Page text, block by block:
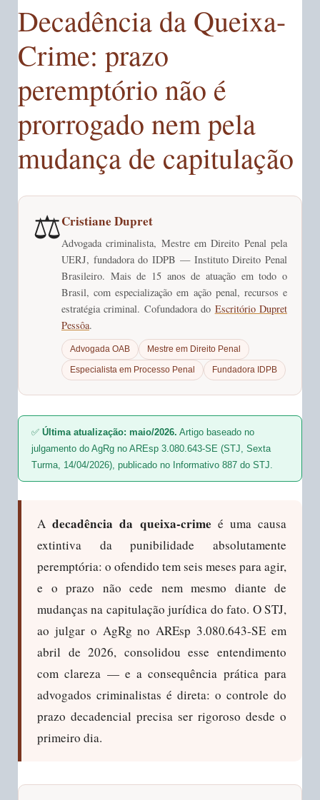
Decadência da Queixa-
Crime: prazo
peremptório não é
prorrogado nem pela
mudança de capitulação
⚖️Cristiane Dupret
Advogada criminalista, Mestre em Direito Penal pela
UERJ, fundadora do IDPB — Instituto Direito Penal
Brasileiro. Mais de 15 anos de atuação em todo o
Brasil, com especialização em ação penal, recursos e
estratégia criminal. Cofundadora do Escritório Dupret
Pessôa.
Advogada OAB Mestre em Direito Penal
Especialista em Processo Penal Fundadora IDPB
✅ Última atualização: maio/2026. Artigo baseado no
julgamento do AgRg no AREsp 3.080.643-SE (STJ, Sexta
Turma, 14/04/2026), publicado no Informativo 887 do STJ.
Adecadência da queixa-crime é uma causa
extintiva da punibilidade absolutamente
peremptória: o ofendido tem seis meses para agir,
e o prazo não cede nem mesmo diante de
mudanças na capitulação jurídica do fato. O STJ,
ao julgar o AgRg no AREsp 3.080.643-SE em
abril de 2026, consolidou esse entendimento
com clareza — e a consequência prática para
advogados criminalistas é direta: o controle do
prazo decadencial precisa ser rigoroso desde o
primeiro dia.